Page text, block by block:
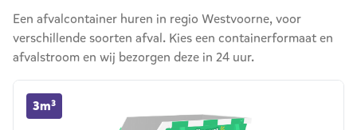
Een afvalcontainer huren in regio Westvoorne, voor
verschillende soorten afval. Kies een containerformaat en
afvalstroom en wij bezorgen deze in 24 uur.
3m³
3m³ container huren